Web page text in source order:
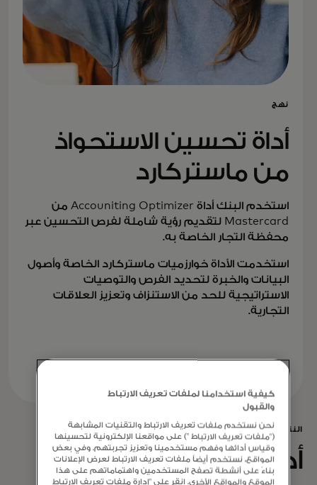
نهج
أداة تحسين الاستحواذ
من ماستركارد
استخدم البنك أداة Accouniting Optimizer من
Mastercard لتقديم رؤية شاملة لفرص التحسين عبر
محفظة التجار الخاصة به.
استخدمت الأداة خوارزميات ماستركارد الخاصة وأصول
البيانات والخبرة لتحديد الفرص والتوصيات
الاستراتيجية للحد من الاستنزاف وتعزيز العلاقات
التجارية.
النتائج
أدى الاستحواذ على
كيفية استخدامنا لملفات تعريف الارتباط
والقبول
نحن نستخدم ملفات تعريف الارتباط والتقنيات المشابهة
("ملفات تعريف الارتباط ") على مواقعنا الإلكترونية لتحسينها
وقياس أدائها وفهم مستخدمينا وتعزيز تجربتهم. وفي بعض
المواقع، نستخدم أيضاً ملفات تعريف الارتباط لعرض الإعلانات
بناءً على أنشطة تصفح المستخدمين واهتماماتهم على هذا
الموقع والمواقع الأخرى. انقر على "إدارة ملفات تعريف الارتباط